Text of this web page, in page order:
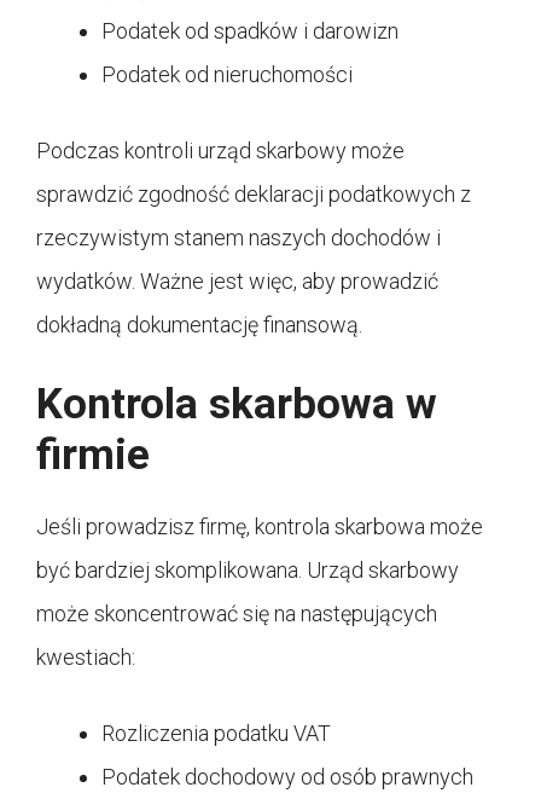
Podatek od spadków i darowizn
Podatek od nieruchomości
Podczas kontroli urząd skarbowy może
sprawdzić zgodność deklaracji podatkowych z
rzeczywistym stanem naszych dochodów i
wydatków. Ważne jest więc, aby prowadzić
dokładną dokumentację finansową.
Kontrola skarbowa w
firmie
Jeśli prowadzisz firmę, kontrola skarbowa może
być bardziej skomplikowana. Urząd skarbowy
może skoncentrować się na następujących
kwestiach:
Rozliczenia podatku VAT
Podatek dochodowy od osób prawnych